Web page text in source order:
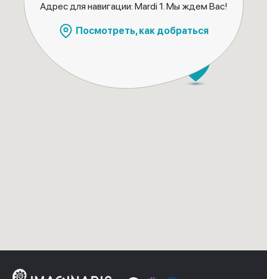
Адрес для навигации: Mardi 1. Мы ждем Вас!
Посмотреть, как добраться